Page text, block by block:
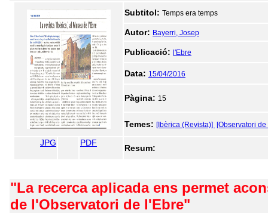
Subtitol: Temps era temps
Autor: Bayerri, Josep
Publicació: l'Ebre
Data: 15/04/2016
Pàgina: 15
Temes: [Ibèrica (Revista)] [Observatori
JPG PDF
Resum:
"La recerca aplicada ens permet
de l'Observatori de l'Ebre"